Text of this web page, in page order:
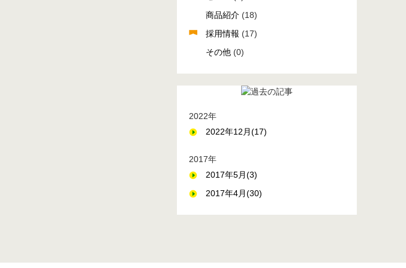
商品紹介 (18)
採用情報 (17)
その他 (0)
2022年
2022年12月(17)
2017年
2017年5月(3)
2017年4月(30)